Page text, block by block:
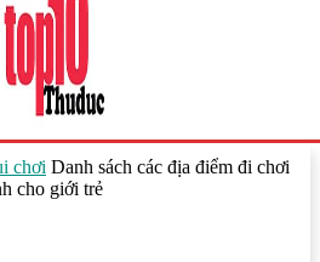
chơi Danh sách các địa điểm đi chơi
cho giới trẻ